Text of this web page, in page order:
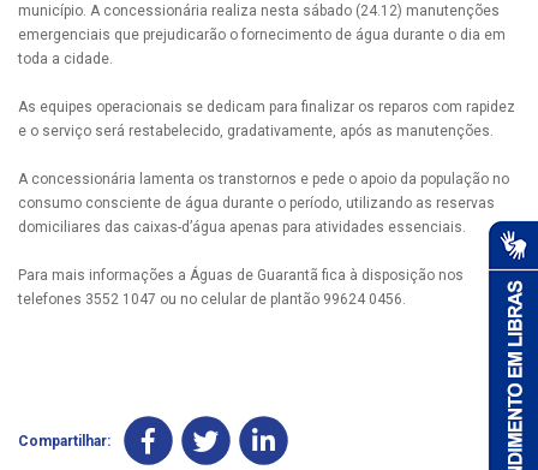
município. A concessionária realiza nesta sábado (24.12) manutenções
emergenciais que prejudicarão o fornecimento de água durante o dia em
toda a cidade.
As equipes operacionais se dedicam para finalizar os reparos com rapidez
e o serviço será restabelecido, gradativamente, após as manutenções.
A concessionária lamenta os transtornos e pede o apoio da população no
consumo consciente de água durante o período, utilizando as reservas
domiciliares das caixas-d’água apenas para atividades essenciais.
Para mais informações a Águas de Guarantã fica à disposição nos
telefones 3552 1047 ou no celular de plantão 99624 0456.
Compartilhar: